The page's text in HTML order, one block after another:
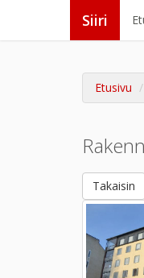
Siiri
Etusivu
Takaisin